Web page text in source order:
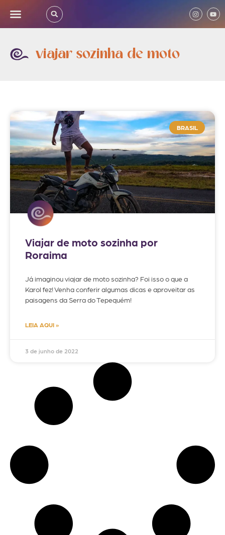
viajar sozinha de moto
BRASIL
Viajar de moto sozinha por
Roraima
Já imaginou viajar de moto sozinha? Foi isso o que a
Karol fez! Venha conferir algumas dicas e aproveitar as
paisagens da Serra do Tepequém!
LEIA AQUI »
3 de junho de 2022